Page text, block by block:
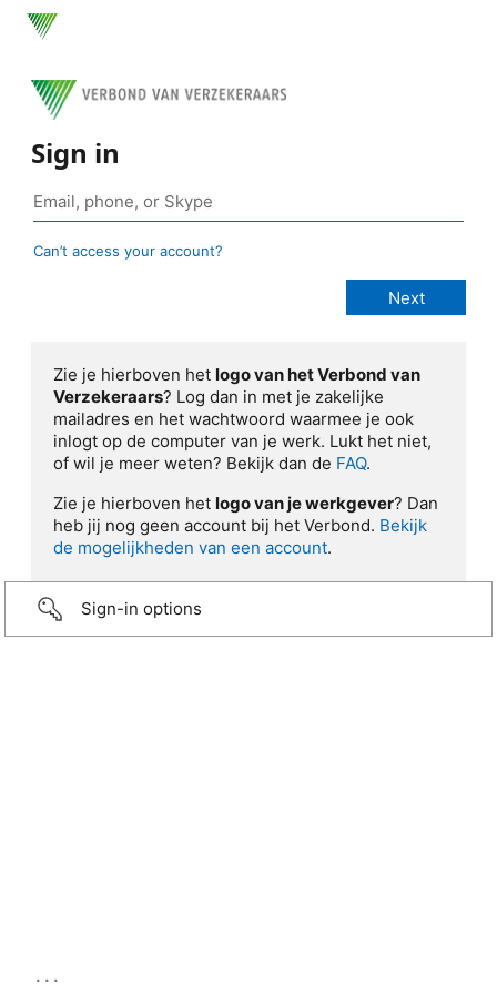
Sign in
Can’t access your account?
Zie je hierboven het logo van het Verbond van
Verzekeraars? Log dan in met je zakelijke
mailadres en het wachtwoord waarmee je ook
inlogt op de computer van je werk. Lukt het niet,
of wil je meer weten? Bekijk dan de FAQ.
Zie je hierboven het logo van je werkgever? Dan
heb jij nog geen account bij het Verbond. Bekijk
de mogelijkheden van een account.
Sign-in options
...